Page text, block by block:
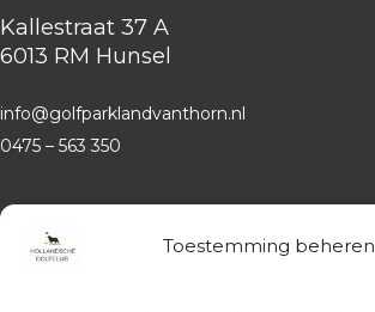
Toestemming beheren
Kallestraat 37 A
6013 RM Hunsel
info@golfparklandvanthorn.nl
0475 – 563 350
Website